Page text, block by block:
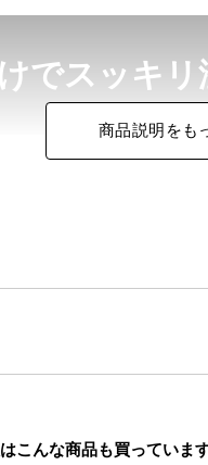
でスッキリ
商品説明をも
こんな商品も買っていま